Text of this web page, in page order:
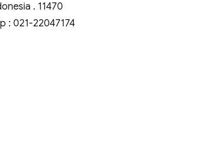
. 11470
: 021-22047174